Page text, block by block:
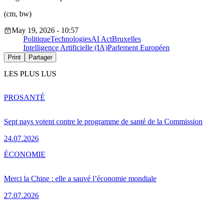
(cm, bw)
May 19, 2026 - 10:57
PolitiqueTechnologiesAI ActBruxelles
Intelligence Artificielle (IA)Parlement Européen
Print Partager
LES PLUS LUS
Sept pays votent contre le programme de santé de la Commission
24.07.2026
PROSANTÉ
Merci la Chine : elle a sauvé l’économie mondiale
27.07.2026
ÉCONOMIE